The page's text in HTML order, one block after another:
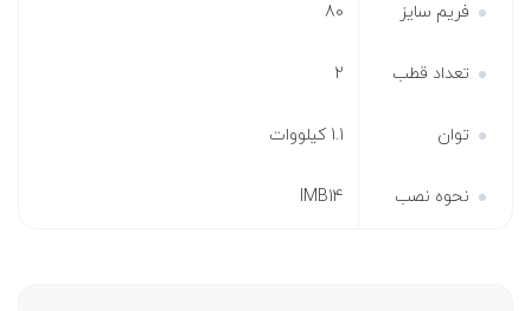
فریم سایز 80
تعداد قطب 2
توان 1.1 کیلووات
نحوه نصب IMB14